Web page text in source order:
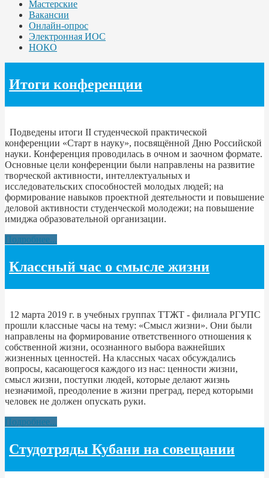
Мастерские
Вакансии
Онлайн-опрос
Электронная ИОС
НОКО
Итоги конференции
Подведены итоги II студенческой практической
конференции «Старт в науку», посвящённой Дню Российской
науки. Конференция проводилась в очном и заочном формате.
Основные цели конференции были направлены на развитие
творческой активности, интеллектуальных и
исследовательских способностей молодых людей; на
формирование навыков проектной деятельности и повышение
деловой активности студенческой молодежи; на повышение
имиджа образовательной организации.
Подробнее...
Классный час о смысле жизни
12 марта 2019 г. в учебных группах ТТЖТ - филиала РГУПС
прошли классные часы на тему: «Смысл жизни». Они были
направлены на формирование ответственного отношения к
собственной жизни, осознанного выбора важнейших
жизненных ценностей. На классных часах обсуждались
вопросы, касающегося каждого из нас: ценности жизни,
смысл жизни, поступки людей, которые делают жизнь
незначимой, преодоление в жизни преград, перед которыми
человек не должен опускать руки.
Подробнее...
Студотряды Кубани на совещании